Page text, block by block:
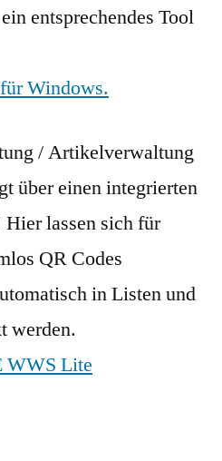
entsprechendes Tool
Windows.
/ Artikelverwaltung
über einen integrierten
lassen sich für
QR Codes
in Listen und
werden.
WWS Lite